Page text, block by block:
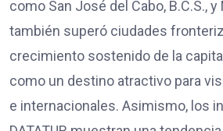
como San José del Cabo, B.C.S., y
también superó ciudades
crecimiento sostenido de la
como un destino atractivo para
e internacionales. Asimismo, los